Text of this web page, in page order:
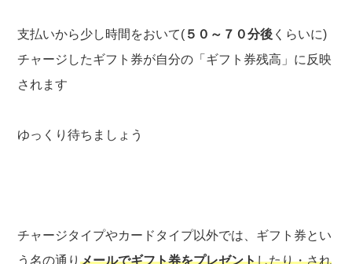
支払いから少し時間をおいて( ５０～７０分後 くらいに)
チャージしたギフト券が自分の「ギフト券残高」に反映
されます
ゆっくり待ちましょう
チャージタイプやカードタイプ以外では、ギフト券とい
う名の通りメールでギフト券をプレゼントしたり・され